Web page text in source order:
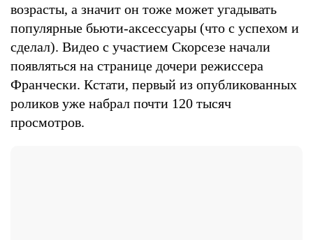
возрасты, а значит он тоже может угадывать
популярные бьюти-аксессуары (что с успехом и
сделал). Видео с участием Скорсезе начали
появляться на странице дочери режиссера
Франчески. Кстати, первый из опубликованных
роликов уже набрал почти 120 тысяч
просмотров.